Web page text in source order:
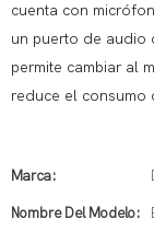
cuenta con
un puerto de audio
permite cambiar al
reduce el consumo
Marca:
Nombre Del Modelo: